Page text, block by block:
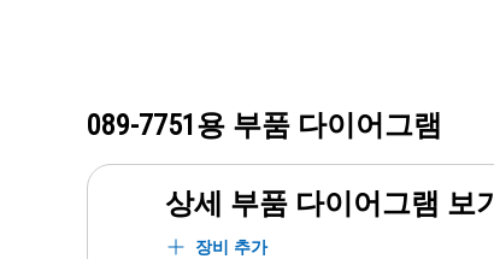
089-7751 용 부품 다이어그램
상세 부품 다이어그램 보기
장비 추가